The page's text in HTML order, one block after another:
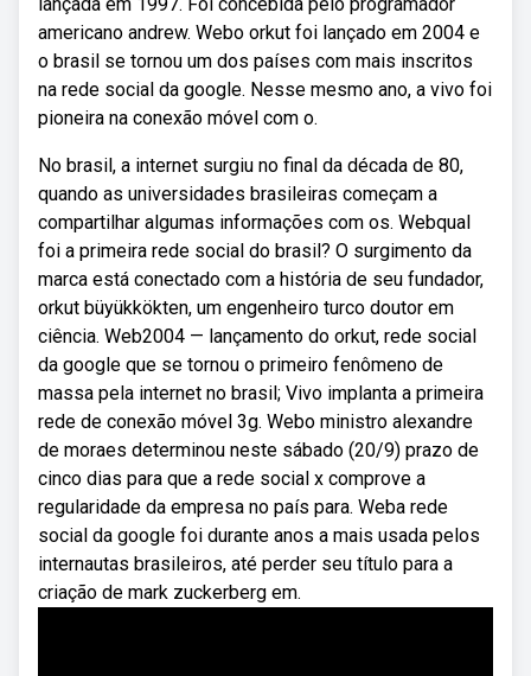
americano andrew. Webo orkut foi lançado em 2004 e
o brasil se tornou um dos países com mais inscritos
na rede social da google. Nesse mesmo ano, a vivo foi
pioneira na conexão móvel com o.
No brasil, a internet surgiu no final da década de 80,
quando as universidades brasileiras começam a
compartilhar algumas informações com os. Webqual
foi a primeira rede social do brasil? O surgimento da
marca está conectado com a história de seu fundador,
orkut büyükkökten, um engenheiro turco doutor em
ciência. Web2004 — lançamento do orkut, rede social
da google que se tornou o primeiro fenômeno de
massa pela internet no brasil; Vivo implanta a primeira
rede de conexão móvel 3g. Webo ministro alexandre
de moraes determinou neste sábado (20/9) prazo de
cinco dias para que a rede social x comprove a
regularidade da empresa no país para. Weba rede
social da google foi durante anos a mais usada pelos
internautas brasileiros, até perder seu título para a
criação de mark zuckerberg em.